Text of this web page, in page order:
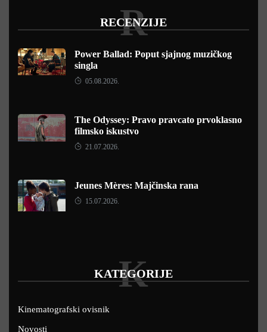
RECENZIJE
R
Power Ballad: Poput sjajnog muzičkog
singla
05.08.2026.
The Odyssey: Pravo pravcato prvoklasno
filmsko iskustvo
21.07.2026.
Jeunes Mères: Majčinska rana
15.07.2026.
KATEGORIJE
K
Kinematografski ovisnik
Novosti